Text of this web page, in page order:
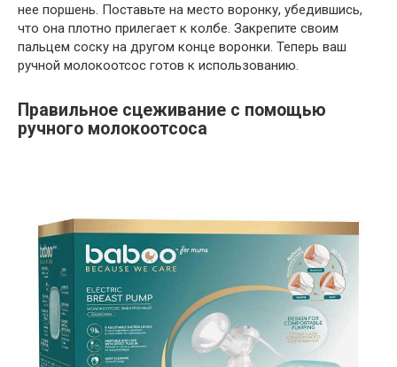
нее поршень. Поставьте на место воронку, убедившись,
что она плотно прилегает к колбе. Закрепите своим
пальцем соску на другом конце воронки. Теперь ваш
ручной молокоотсос готов к использованию.
Правильное сцеживание с помощью
ручного молокоотсоса